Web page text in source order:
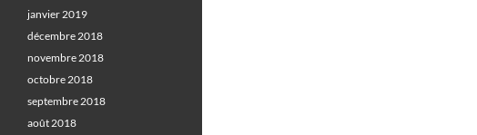
janvier 2019
décembre 2018
novembre 2018
octobre 2018
septembre 2018
août 2018